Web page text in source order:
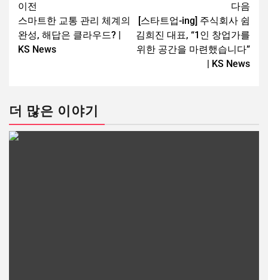
이전
스마트한 교통 관리 체계의
완성, 해답은 클라우드? |
KS News
다음
[스타트업-ing] 주식회사 쉼
김희진 대표, “1인 창업가를
위한 공간을 마련했습니다”
| KS News
더 많은 이야기